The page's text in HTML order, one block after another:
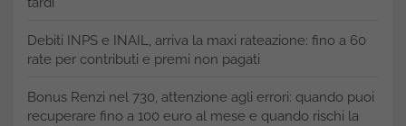
Debiti INPS e INAIL, arriva la maxi rateazione: fino a 60
rate per contributi e premi non pagati
Bonus Renzi nel 730, attenzione agli errori: quando puoi
recuperare fino a 100 euro al mese e quando rischi la